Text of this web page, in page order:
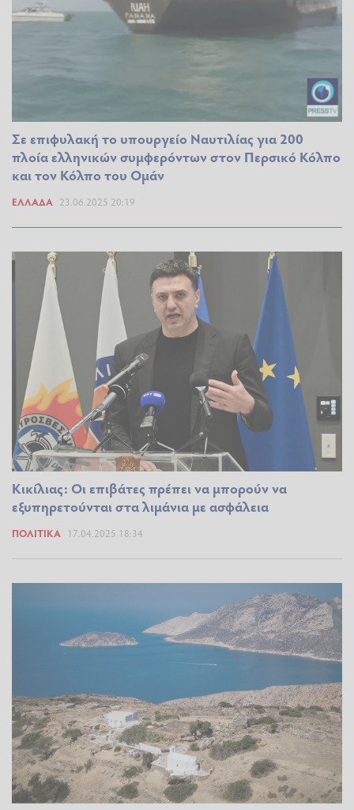
Σε επιφυλακή το υπουργείο Ναυτιλίας για 200
πλοία ελληνικών συμφερόντων στον Περσικό Κόλπο
και τον Κόλπο του Ομάν
ΕΛΛΆΔΑ 23.06.2025 20:19
Κικίλιας: Οι επιβάτες πρέπει να μπορούν να
εξυπηρετούνται στα λιμάνια με ασφάλεια
ΠΟΛΙΤΙΚΆ 17.04.2025 18:34